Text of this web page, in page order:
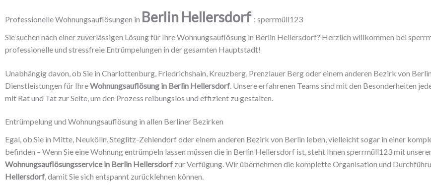
Professionelle Wohnungsauflösungen in Berlin Hellersdorf : sperrmüll123
Sie suchen nach einer zuverlässigen Lösung für Ihre Wohnungsauflösung in Berlin Hellersdorf? Herzlich willkommen bei
professionelle und stressfreie Entrümpelungen in der gesamten Hauptstadt!
Unabhängig davon, ob Sie in Charlottenburg, Friedrichshain, Kreuzberg, Prenzlauer Berg oder einem anderen Bezirk von
Dienstleistungen für IhreWohnungsauflösung in Berlin Hellersdorf . Unsere erfahrenen Teams sind mit den Besonderheiten
mit Rat und Tat zur Seite, um den Prozess reibungslos und effizient zu gestalten.
Entrümpelung und Wohnungsauflösung in allen Berliner Bezirken
Egal, ob Sie in Mitte, Neukölln, Steglitz-Zehlendorf oder einem anderen Bezirk von Berlin leben, vielleicht sogar in einer
befinden – Wenn Sie eine Wohnung entrümpeln lassen müssen die in Berlin Hellersdorf ist, steht Ihnen sperrmüll123 mit
Wohnungsauflösungsservice in Berlin Hellersdorf zur Verfügung. Wir übernehmen die komplette Organisation und
Hellersdorf, damit Sie sich entspannt zurücklehnen können.